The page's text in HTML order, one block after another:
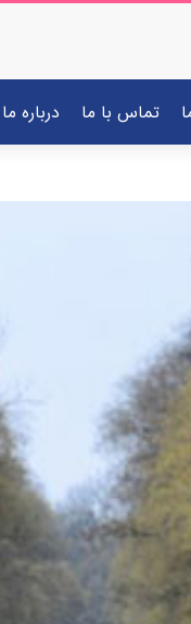
تماس با ما درباره ما